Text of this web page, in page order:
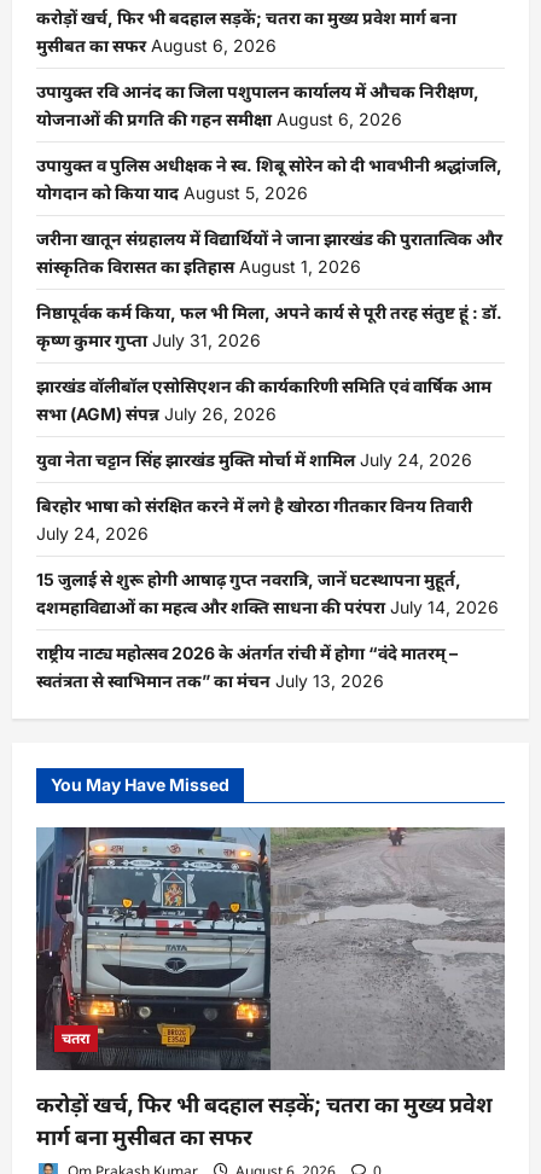
करोड़ों खर्च, फिर भी बदहाल सड़कें; चतरा का मुख्य प्रवेश मार्ग बना
मुसीबत का सफर August 6, 2026
उपायुक्त रवि आनंद का जिला पशुपालन कार्यालय में औचक निरीक्षण,
योजनाओं की प्रगति की गहन समीक्षा August 6, 2026
उपायुक्त व पुलिस अधीक्षक ने स्व. शिबू सोरेन को दी भावभीनी श्रद्धांजलि,
योगदान को किया याद August 5, 2026
जरीना खातून संग्रहालय में विद्यार्थियों ने जाना झारखंड की पुरातात्विक और
सांस्कृतिक विरासत का इतिहास August 1, 2026
निष्ठापूर्वक कर्म किया, फल भी मिला, अपने कार्य से पूरी तरह संतुष्ट हूं : डॉ.
कृष्ण कुमार गुप्ता July 31, 2026
झारखंड वॉलीबॉल एसोसिएशन की कार्यकारिणी समिति एवं वार्षिक आम
सभा (AGM) संपन्न July 26, 2026
युवा नेता चट्टान सिंह झारखंड मुक्ति मोर्चा में शामिल July 24, 2026
बिरहोर भाषा को संरक्षित करने में लगे है खोरठा गीतकार विनय तिवारी
July 24, 2026
15 जुलाई से शुरू होगी आषाढ़ गुप्त नवरात्रि, जानें घटस्थापना मुहूर्त,
दशमहाविद्याओं का महत्व और शक्ति साधना की परंपरा July 14, 2026
राष्ट्रीय नाट्य महोत्सव 2026 के अंतर्गत रांची में होगा “वंदे मातरम् –
स्वतंत्रता से स्वाभिमान तक” का मंचन July 13, 2026
You May Have Missed
चतरा
करोड़ों खर्च, फिर भी बदहाल सड़कें; चतरा का मुख्य प्रवेश
मार्ग बना मुसीबत का सफर